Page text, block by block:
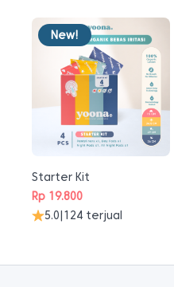
New!
Starter Kit
Rp 19.800
5.0 124 terjual